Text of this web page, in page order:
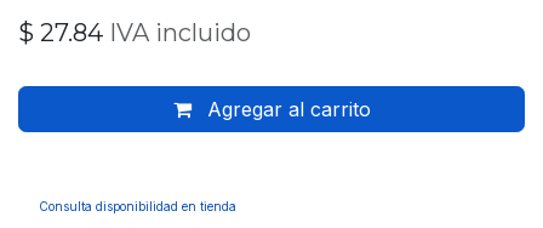
$ 27.84 IVA incluido
Agregar al carrito
Consulta disponibilidad en tienda